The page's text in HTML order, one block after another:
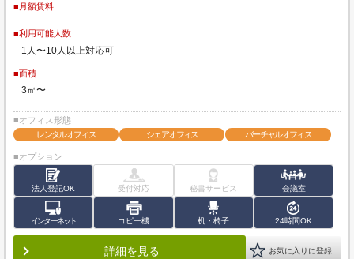
■月額賃料
■利用可能人数
1人〜10人以上対応可
■面積
3㎡〜
■オフィス形態
レンタルオフィス
シェアオフィス バーチャルオフィス
■オプション
法人登記OK 受付対応 秘書サービス 会議室
インターネット コピー機 机・椅子 24時間OK
詳細を見る お気に入りに登録